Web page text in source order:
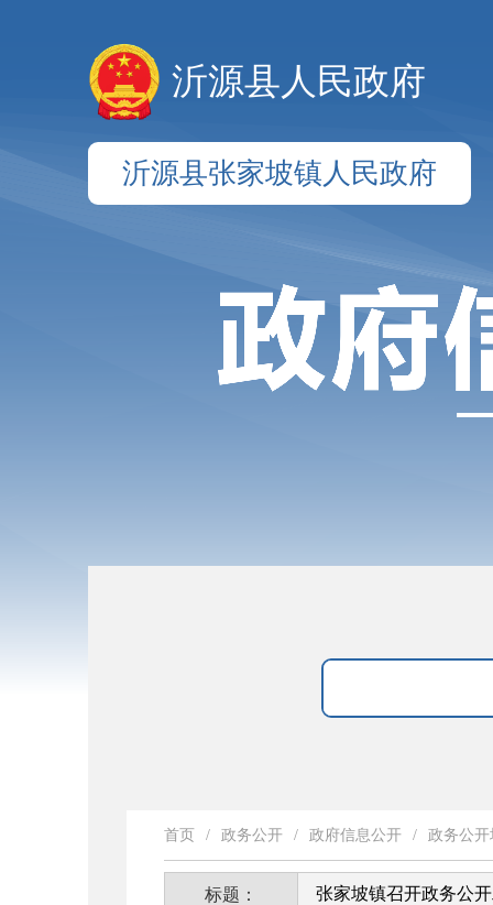
沂源县人民政府
沂源县张家坡镇人民政府
首页 / 政务公开 / 政府信息公开 / 政务公开
标题： 张家坡镇召开政务公